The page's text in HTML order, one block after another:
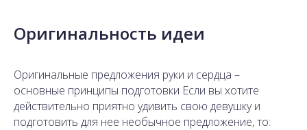
Оригинальность идеи
Оригинальные предложения руки и сердца –
основные принципы подготовки Если вы хотите
действительно приятно удивить свою девушку и
подготовить для нее необычное предложение, то: